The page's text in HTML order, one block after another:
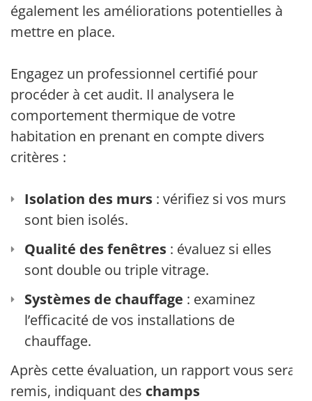
également les améliorations potentielles à
mettre en place.
Engagez un professionnel certifié pour
procéder à cet audit. Il analysera le
comportement thermique de votre
habitation en prenant en compte divers
critères :
Isolation des murs : vérifiez si vos murs
sont bien isolés.
Qualité des fenêtres : évaluez si elles
sont double ou triple vitrage.
Systèmes de chauffage : examinez
l’efficacité de vos installations de
chauffage.
Après cette évaluation, un rapport vous sera
remis, indiquant des champs